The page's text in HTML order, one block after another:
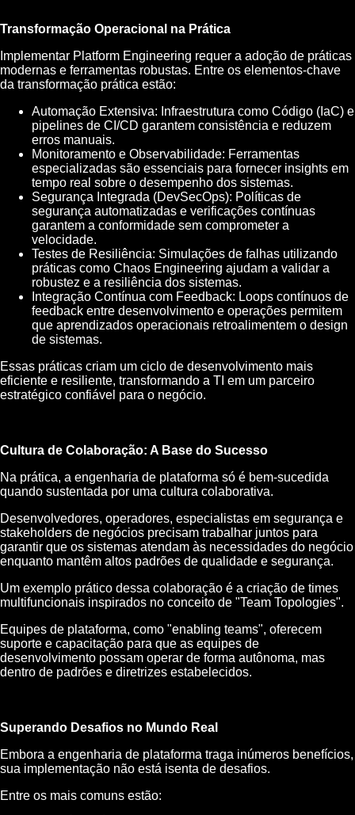
Transformação Operacional na Prática
Implementar Platform Engineering requer a adoção de práticas
modernas e ferramentas robustas. Entre os elementos-chave
da transformação prática estão:
Automação Extensiva: Infraestrutura como Código (IaC) e
pipelines de CI/CD garantem consistência e reduzem
erros manuais.
Monitoramento e Observabilidade: Ferramentas
especializadas são essenciais para fornecer insights em
tempo real sobre o desempenho dos sistemas.
Segurança Integrada (DevSecOps): Políticas de
segurança automatizadas e verificações contínuas
garantem a conformidade sem comprometer a
velocidade.
Testes de Resiliência: Simulações de falhas utilizando
práticas como Chaos Engineering ajudam a validar a
robustez e a resiliência dos sistemas.
Integração Contínua com Feedback: Loops contínuos de
feedback entre desenvolvimento e operações permitem
que aprendizados operacionais retroalimentem o design
de sistemas.
Essas práticas criam um ciclo de desenvolvimento mais
eficiente e resiliente, transformando a TI em um parceiro
estratégico confiável para o negócio.
Cultura de Colaboração: A Base do Sucesso
Na prática, a engenharia de plataforma só é bem-sucedida
quando sustentada por uma cultura colaborativa.
Desenvolvedores, operadores, especialistas em segurança e
stakeholders de negócios precisam trabalhar juntos para
garantir que os sistemas atendam às necessidades do negócio
enquanto mantêm altos padrões de qualidade e segurança.
Um exemplo prático dessa colaboração é a criação de times
multifuncionais inspirados no conceito de "Team Topologies".
Equipes de plataforma, como "enabling teams", oferecem
suporte e capacitação para que as equipes de
desenvolvimento possam operar de forma autônoma, mas
dentro de padrões e diretrizes estabelecidos.
Superando Desafios no Mundo Real
Embora a engenharia de plataforma traga inúmeros benefícios,
sua implementação não está isenta de desafios.
Entre os mais comuns estão: